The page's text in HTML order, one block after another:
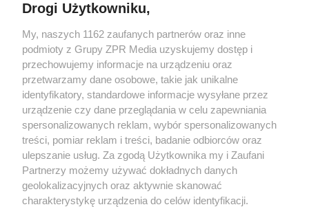
Drogi Użytkowniku,
My, naszych 1162 zaufanych partnerów oraz inne
podmioty z Grupy ZPR Media uzyskujemy dostęp i
przechowujemy informacje na urządzeniu oraz
przetwarzamy dane osobowe, takie jak unikalne
identyfikatory, standardowe informacje wysyłane przez
urządzenie czy dane przeglądania w celu zapewniania
spersonalizowanych reklam, wybór spersonalizowanych
treści, pomiar reklam i treści, badanie odbiorców oraz
ulepszanie usług. Za zgodą Użytkownika my i Zaufani
Partnerzy możemy używać dokładnych danych
geolokalizacyjnych oraz aktywnie skanować
charakterystykę urządzenia do celów identyfikacji.